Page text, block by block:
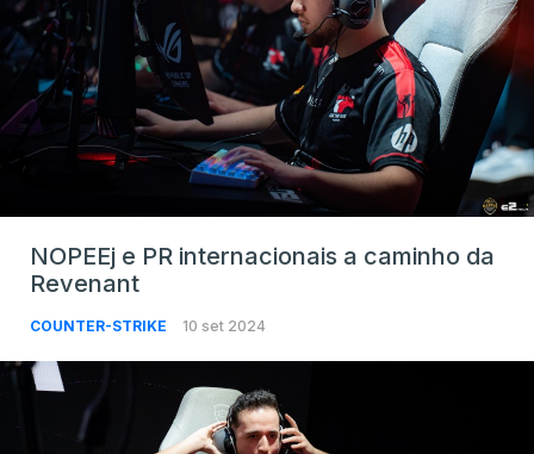
NOPEEj e PR internacionais a caminho da
Revenant
COUNTER-STRIKE 10 set 2024